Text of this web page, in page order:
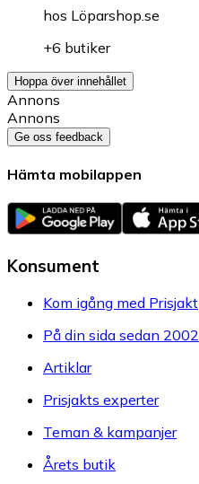
hos Löparshop.se
+6 butiker
Hoppa över innehållet
Annons
Annons
Ge oss feedback
Hämta mobilappen
Konsument
Kom igång med Prisjakt
På din sida sedan 2002
Artiklar
Prisjakts experter
Teman & kampanjer
Årets butik